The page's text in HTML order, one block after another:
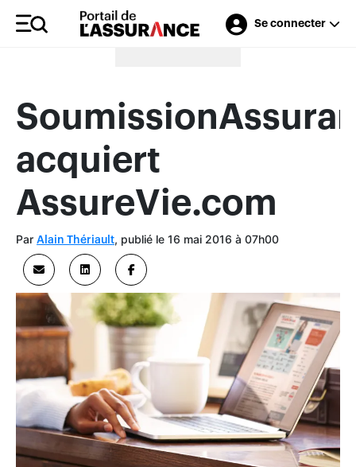
Se connecter
Merci à nos annonceurs
acquiert
AssureVie.com
Par Alain Thériault, publié le 16 mai 2016 à 07h00